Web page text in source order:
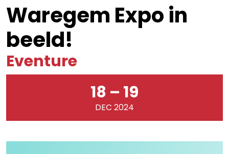
Waregem Expo in
beeld!
Eventure
18 – 19
DEC 2024